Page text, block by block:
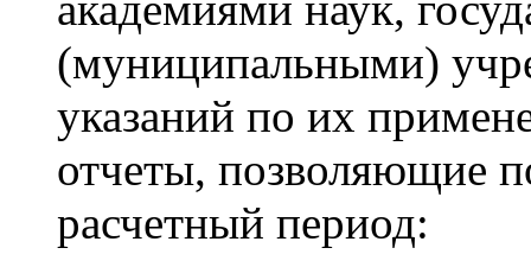
(муниципальными)
указаний по их
отчеты, позволяющие
расчетный период: